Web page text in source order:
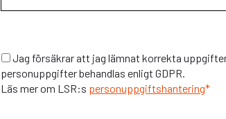
Jag försäkrar att jag lämnat korrekta
personuppgifter behandlas enligt GDPR.
Läs mer om LSR:s personuppgiftshantering*